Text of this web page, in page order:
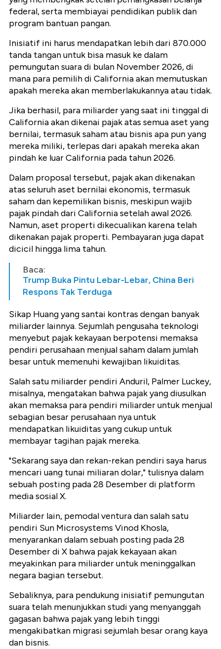
federal, serta membiayai pendidikan publik dan
program bantuan pangan.
Inisiatif ini harus mendapatkan lebih dari 870.000
tanda tangan untuk bisa masuk ke dalam
pemungutan suara di bulan November 2026, di
mana para pemilih di California akan memutuskan
apakah mereka akan memberlakukannya atau tidak.
Jika berhasil, para miliarder yang saat ini tinggal di
California akan dikenai pajak atas semua aset yang
bernilai, termasuk saham atau bisnis apa pun yang
mereka miliki, terlepas dari apakah mereka akan
pindah ke luar California pada tahun 2026.
Dalam proposal tersebut, pajak akan dikenakan
atas seluruh aset bernilai ekonomis, termasuk
saham dan kepemilikan bisnis, meskipun wajib
pajak pindah dari California setelah awal 2026.
Namun, aset properti dikecualikan karena telah
dikenakan pajak properti. Pembayaran juga dapat
dicicil hingga lima tahun.
Baca:
Trump Buka Pintu Lebar-Lebar, China Beri
Respons Tak Terduga
Sikap Huang yang santai kontras dengan banyak
miliarder lainnya. Sejumlah pengusaha teknologi
menyebut pajak kekayaan berpotensi memaksa
pendiri perusahaan menjual saham dalam jumlah
besar untuk memenuhi kewajiban likuiditas.
Salah satu miliarder pendiri Anduril, Palmer Luckey,
misalnya, mengatakan bahwa pajak yang diusulkan
akan memaksa para pendiri miliarder untuk menjual
sebagian besar perusahaan nya untuk
mendapatkan likuiditas yang cukup untuk
membayar tagihan pajak mereka.
"Sekarang saya dan rekan-rekan pendiri saya harus
mencari uang tunai miliaran dolar," tulisnya dalam
sebuah posting pada 28 Desember di platform
media sosial X.
Miliarder lain, pemodal ventura dan salah satu
pendiri Sun Microsystems Vinod Khosla,
menyarankan dalam sebuah posting pada 28
Desember di X bahwa pajak kekayaan akan
meyakinkan para miliarder untuk meninggalkan
negara bagian tersebut.
Sebaliknya, para pendukung inisiatif pemungutan
suara telah menunjukkan studi yang menyanggah
gagasan bahwa pajak yang lebih tinggi
mengakibatkan migrasi sejumlah besar orang kaya
dan bisnis.